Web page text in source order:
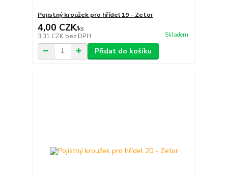
Pojistný kroužek pro hřídel 19 - Zetor
4,00 CZK/ks
3,31 CZK bez DPH Skladem
Přidat do košíku